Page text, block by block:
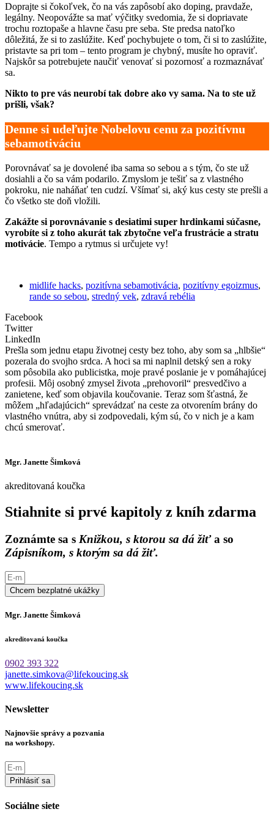
Doprajte si čokoľvek, čo na vás zapôsobí ako doping, pravdaže,
legálny. Neopovážte sa mať výčitky svedomia, že si dopriavate
trochu roztopaše a hlavne času pre seba. Ste predsa natoľko
dôležitá, že si to zaslúžite. Keď pochybujete o tom, či si to zaslúžite,
pristavte sa pri tom – tento program je chybný, musíte ho opraviť.
Najskôr sa potrebujete naučiť venovať si pozornosť a rozmaznávať
sa.
Nikto to pre vás neurobí tak dobre ako vy sama. Na to ste už
prišli, však?
Denne si udeľujte Nobelovu cenu za pozitívnu
sebamotiváciu
Porovnávať sa je dovolené iba sama so sebou a s tým, čo ste už
dosiahli a čo sa vám podarilo. Zmyslom je tešiť sa z vlastného
pokroku, nie naháňať ten cudzí. Všímať si, aký kus cesty ste prešli a
čo všetko ste doň vložili.
Zakážte si porovnávanie s desiatimi super hrdinkami súčasne,
vyrobíte si z toho akurát tak zbytočne veľa frustrácie a stratu
motivácie. Tempo a rytmus si určujete vy!
midlife hacks, pozitívna sebamotivácia, pozitívny egoizmus,
rande so sebou, stredný vek, zdravá rebélia
Facebook
Twitter
LinkedIn
Prešla som jednu etapu životnej cesty bez toho, aby som sa „hlbšie“
pozerala do svojho srdca. A hoci sa mi naplnil detský sen a roky
som pôsobila ako publicistka, moje pravé poslanie je v pomáhajúcej
profesii. Môj osobný zmysel života „prehovoril“ presvedčivo a
zanietene, keď som objavila koučovanie. Teraz som šťastná, že
môžem „hľadajúcich“ sprevádzať na ceste za otvorením brány do
vlastného vnútra, aby si zodpovedali, kým sú, čo v nich je a kam
chcú smerovať.
Mgr. Janette Šimková
akreditovaná koučka
Stiahnite si prvé kapitoly z kníh zdarma
Zoznámte sa s Knižkou, s ktorou sa dá žiťa so
Zápisníkom, s ktorým sa dá žiť.
Chcem bezplatné ukážky
Mgr. Janette Šimková
akreditovaná koučka
0902 393 322
janette.simkova@lifekoucing.sk
www.lifekoucing.sk
Newsletter
Najnovšie správy a pozvania
na workshopy.
Prihlásiť sa
Sociálne siete